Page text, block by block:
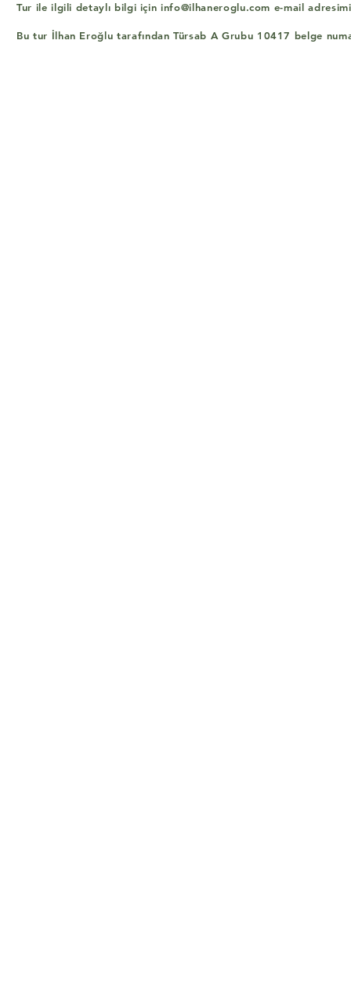
Tur ile ilgili detaylı bilgi içininfo@ilhaneroglu.com e-mail
Bu tur İlhan Eroğlu tarafından Türsab A Grubu 10417 belge